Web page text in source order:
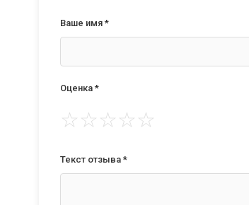
Ваше имя *
Оценка *
☆☆☆☆☆
Текст отзыва *